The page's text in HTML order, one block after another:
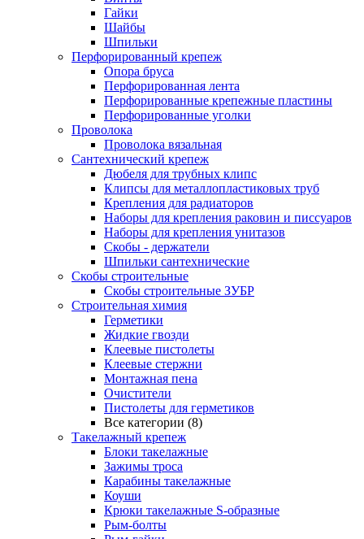
Гайки
Шайбы
Шпильки
Перфорированный крепеж
Опора бруса
Перфорированная лента
Перфорированные крепежные пластины
Перфорированные уголки
Проволока
Проволока вязальная
Сантехнический крепеж
Дюбеля для трубных клипс
Клипсы для металлопластиковых труб
Крепления для радиаторов
Наборы для крепления раковин и писсуаров
Наборы для крепления унитазов
Скобы - держатели
Шпильки сантехнические
Скобы строительные
Скобы строительные ЗУБР
Строительная химия
Герметики
Жидкие гвозди
Клеевые пистолеты
Клеевые стержни
Монтажная пена
Очистители
Пистолеты для герметиков
Все категории (8)
Такелажный крепеж
Блоки такелажные
Зажимы троса
Карабины такелажные
Коуши
Крюки такелажные S-образные
Рым-болты